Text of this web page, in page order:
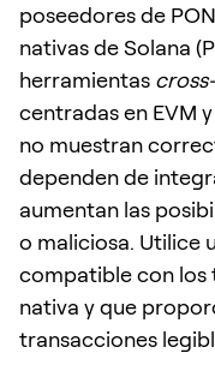
poseedores de
nativas de Solana
herramientas
centradas en EVM
no muestran
dependen de
aumentan las
o maliciosa. Utilice
compatible con los
nativa y que
transacciones